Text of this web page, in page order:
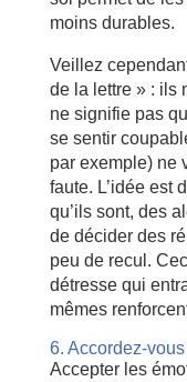
moins durables.
Veillez
de la lettre » : ils
ne signifie pas
se sentir
par exemple) ne
faute. L’idée est
qu’ils sont, des
de décider des
peu de recul.
détresse qui
mêmes
6. Accordez-
Accepter les